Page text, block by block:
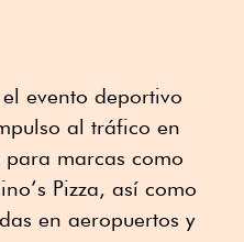
evento deportivo
al tráfico en
para marcas como
Pizza, así como
en aeropuertos y